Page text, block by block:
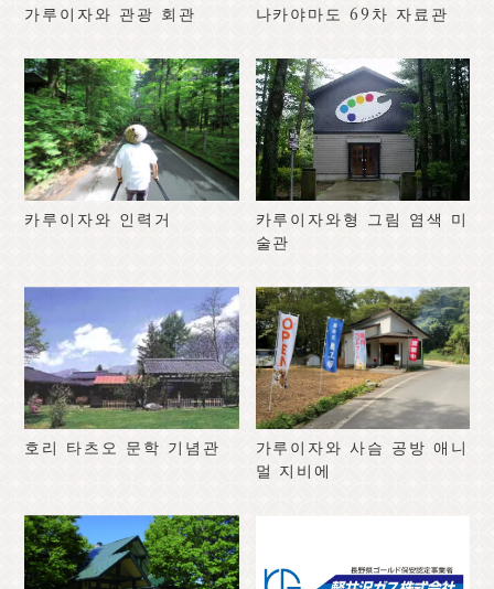
가루이자와 관광 회관 나카야마도 69차 자료관
카루이자와 인력거
카루이자와형 그림 염색 미
술관
호리 타츠오 문학 기념관
가루이자와 사슴 공방 애니
멀 지비에